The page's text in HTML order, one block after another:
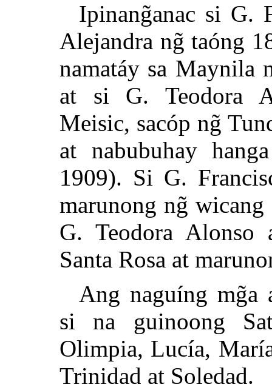
Ipinang̃anac si G.
Alejandra ng̃ taóng
namatáy sa Maynila
at si G. Teodora
Meisic, sacóp ng̃
at nabubuhay
1909). Si G.
marunong ng̃
G. Teodora Alonso
Santa Rosa at
Ang naguíng mg̃a
si na guinoong
Olimpia, Lucía,
Trinidad at Soledad.